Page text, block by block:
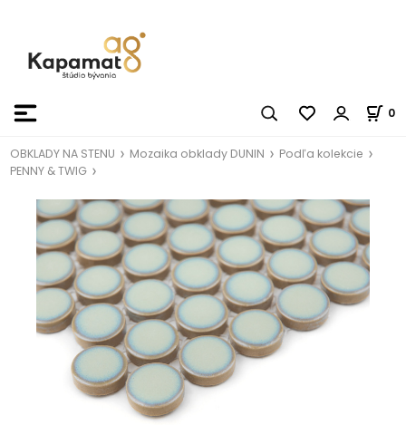
0
OBKLADY NA STENU Mozaika obklady DUNIN
Podľa kolekcie
PENNY & TWIG